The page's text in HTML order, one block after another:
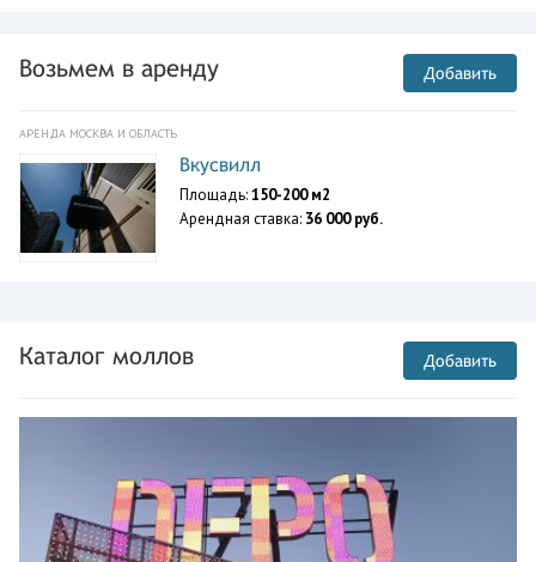
Возьмем в аренду Добавить
АРЕНДА МОСКВА И ОБЛАСТЬ
Вкусвилл
Площадь:150-200 м2
Арендная ставка: 36 000 руб.
Каталог моллов Добавить